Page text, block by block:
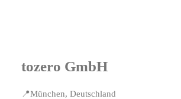
tozero GmbH
📍München, Deutschland